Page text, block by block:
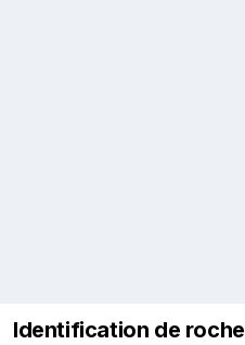
Identification de roche